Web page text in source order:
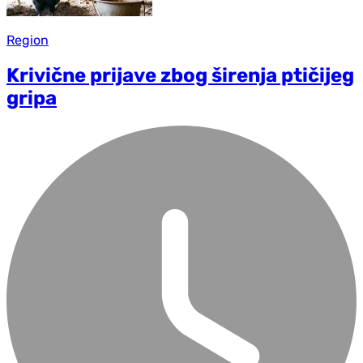
Region
Krivične prijave zbog širenja ptičijeg
gripa